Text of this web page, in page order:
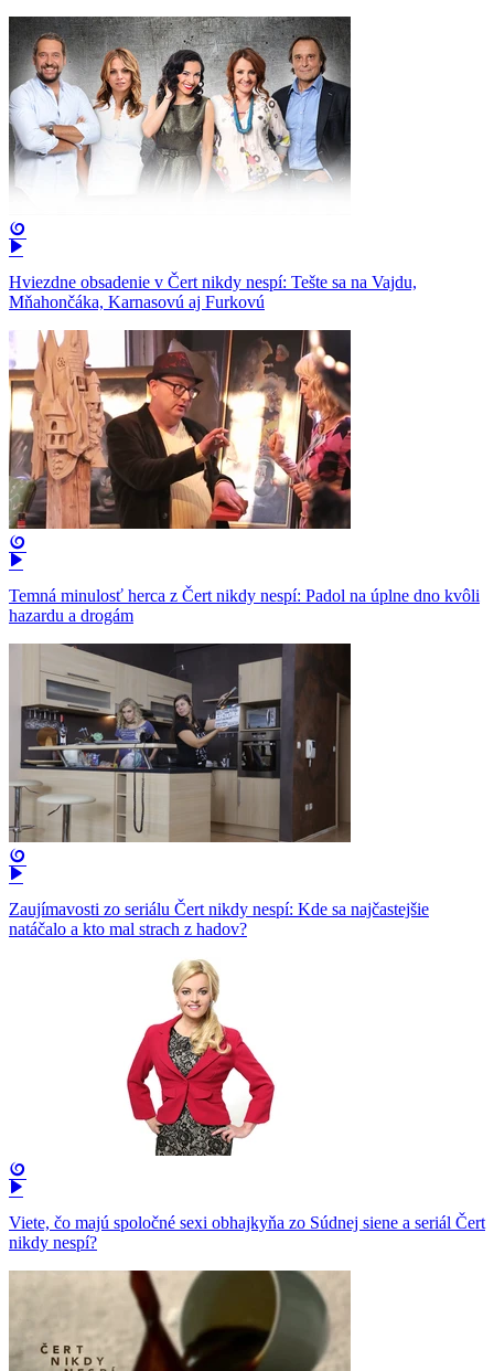
Hviezdne obsadenie v Čert nikdy nespí: Tešte sa na Vajdu,
Mňahončáka, Karnasovú aj Furkovú
Temná minulosť herca z Čert nikdy nespí: Padol na úplne dno kvôli
hazardu a drogám
Zaujímavosti zo seriálu Čert nikdy nespí: Kde sa najčastejšie
natáčalo a kto mal strach z hadov?
Viete, čo majú spoločné sexi obhajkyňa zo Súdnej siene a seriál Čert
nikdy nespí?